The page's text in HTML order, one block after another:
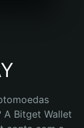
A Bitget Wallet